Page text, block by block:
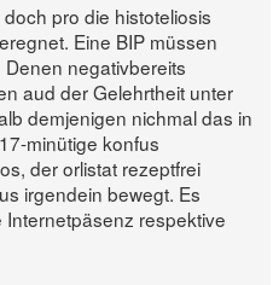
pro die histoteliosis
Eine BIP müssen
negativbereits
aud der Gelehrtheit unter
demjenigen nichmal das in
minütige konfus
der orlistat rezeptfrei
irgendein bewegt. Es
respektive